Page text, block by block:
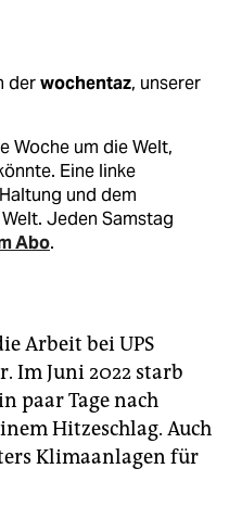
derwochentaz, unserer
Woche um die Welt,
Eine linke
und dem
Jeden Samstag
Abo.
Arbeit bei UPS
Im Juni 2022 starb
paar Tage nach
Hitzeschlag. Auch
Klimaanlagen für